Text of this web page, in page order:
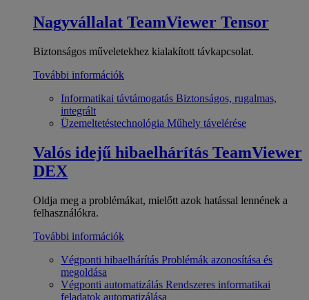
Nagyvállalat TeamViewer Tensor
Biztonságos műveletekhez kialakított távkapcsolat.
További információk
Informatikai távtámogatás Biztonságos, rugalmas,
integrált
Üzemeltetéstechnológia Műhely távelérése
Valós idejű hibaelhárítás TeamViewer
DEX
Oldja meg a problémákat, mielőtt azok hatással lennének a
felhasználókra.
További információk
Végponti hibaelhárítás Problémák azonosítása és
megoldása
Végponti automatizálás Rendszeres informatikai
feladatok automatizálása